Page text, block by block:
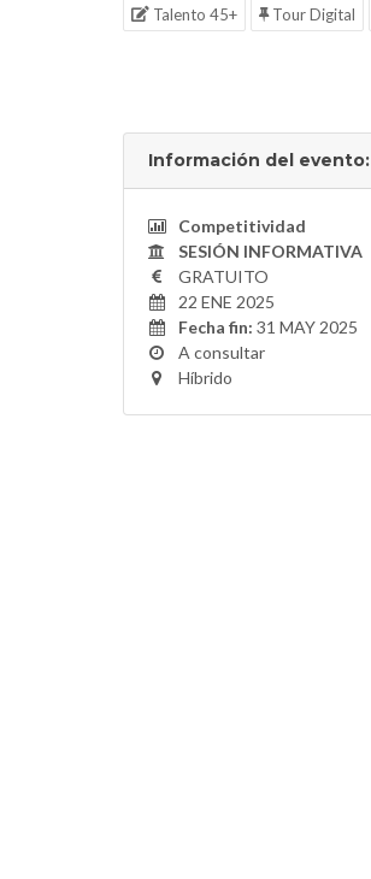
Talento 45+
Tour Digital
Información del evento:
Competitividad
SESIÓN INFORMATIVA
GRATUITO
22 ENE 2025
Fecha fin: 31 MAY 2025
A consultar
Híbrido